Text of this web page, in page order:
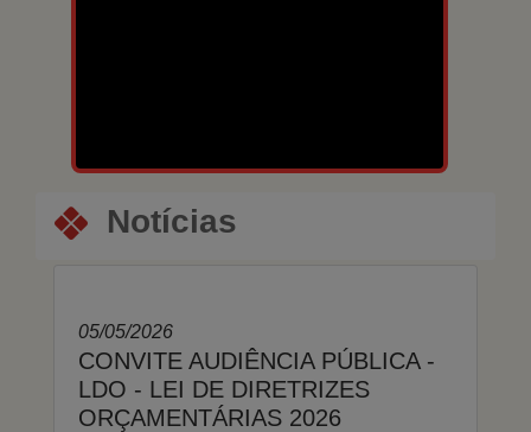
Notícias
05/05/2026
CONVITE AUDIÊNCIA PÚBLICA -
LDO - LEI DE DIRETRIZES
ORÇAMENTÁRIAS 2026